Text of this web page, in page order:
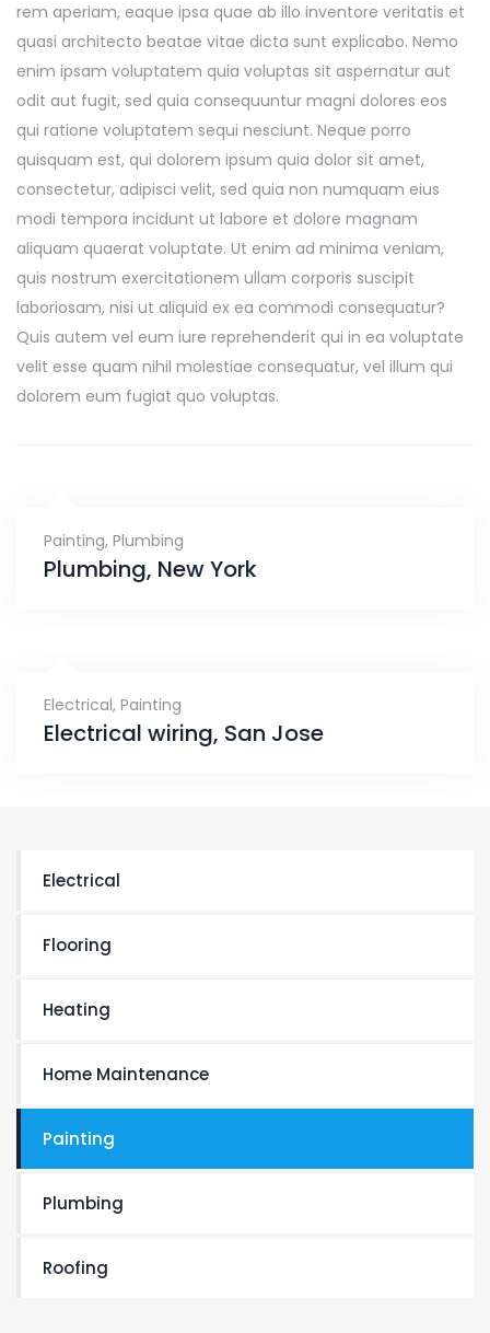
rem aperiam, eaque ipsa quae ab illo inventore veritatis et
quasi architecto beatae vitae dicta sunt explicabo. Nemo
enim ipsam voluptatem quia voluptas sit aspernatur aut
odit aut fugit, sed quia consequuntur magni dolores eos
qui ratione voluptatem sequi nesciunt. Neque porro
quisquam est, qui dolorem ipsum quia dolor sit amet,
consectetur, adipisci velit, sed quia non numquam eius
modi tempora incidunt ut labore et dolore magnam
aliquam quaerat voluptate. Ut enim ad minima veniam,
quis nostrum exercitationem ullam corporis suscipit
laboriosam, nisi ut aliquid ex ea commodi consequatur?
Quis autem vel eum iure reprehenderit qui in ea voluptate
velit esse quam nihil molestiae consequatur, vel illum qui
dolorem eum fugiat quo voluptas.
Painting, Plumbing
Plumbing, New York
Electrical, Painting
Electrical wiring, San Jose
Electrical
Flooring
Heating
Home Maintenance
Painting
Plumbing
Roofing